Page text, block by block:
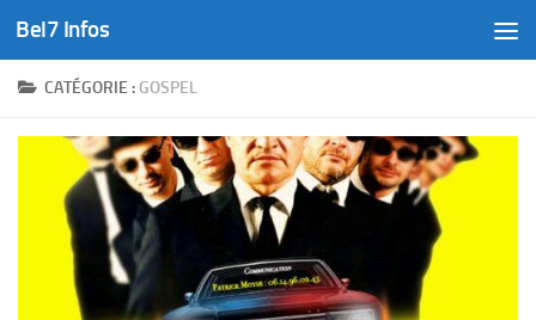
Skip to content
Bel7 Infos
CATÉGORIE : GOSPEL